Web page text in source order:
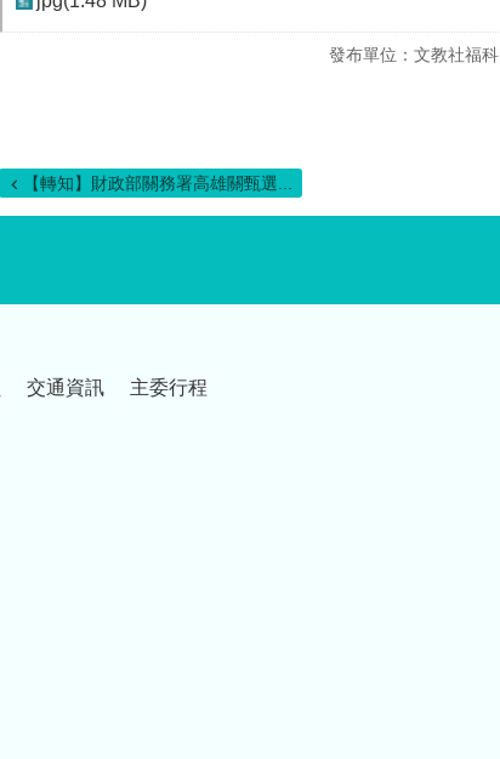
發布單位：文教社福科
【轉知】財政部關務署高雄關甄選...
交通資訊 主委行程